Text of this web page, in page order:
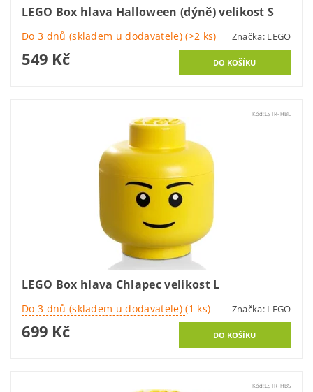
LEGO Box hlava Halloween (dýně) velikost S
Do 3 dnů (skladem u dodavatele)(>2 ks) Značka: LEGO
549 Kč
Kód: LSTR-HBL
LEGO Box hlava Chlapec velikost L
Do 3 dnů (skladem u dodavatele)(1 ks) Značka: LEGO
699 Kč
Kód:LSTR-HBS